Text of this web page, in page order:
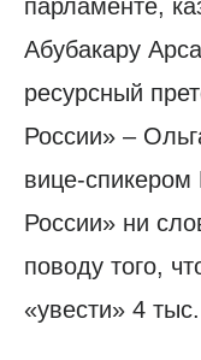
парламенте,
Абубакару
ресурсный
России» –
вице-
России» ни
поводу того,
«увести» 4